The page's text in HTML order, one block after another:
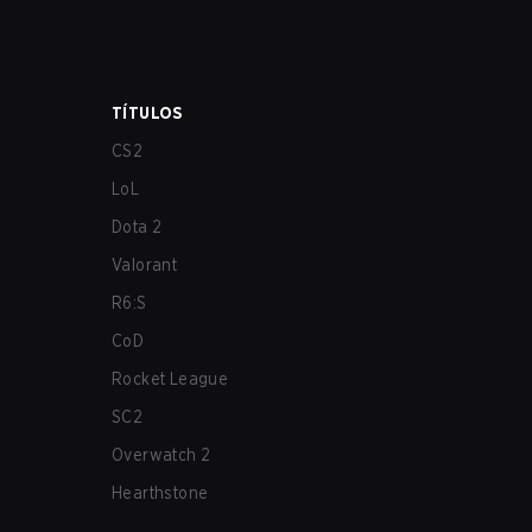
TÍTULOS
CS2
LoL
Dota 2
Valorant
R6:S
CoD
Rocket League
SC2
Overwatch 2
Hearthstone